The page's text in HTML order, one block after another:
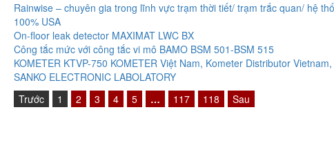
Rainwise – chuyên gia trong lĩnh vực trạm thời tiết/ trạm trắc quan/ hệ
100% USA
On-floor leak detector MAXIMAT LWC BX
Công tắc mức với công tắc vi mô BAMO BSM 501-BSM 515
KOMETER KTVP-750 KOMETER Việt Nam, Kometer Distributor
SANKO ELECTRONIC LABOLATORY
Trước
1 2 3 4 5 … 117 118 Sau